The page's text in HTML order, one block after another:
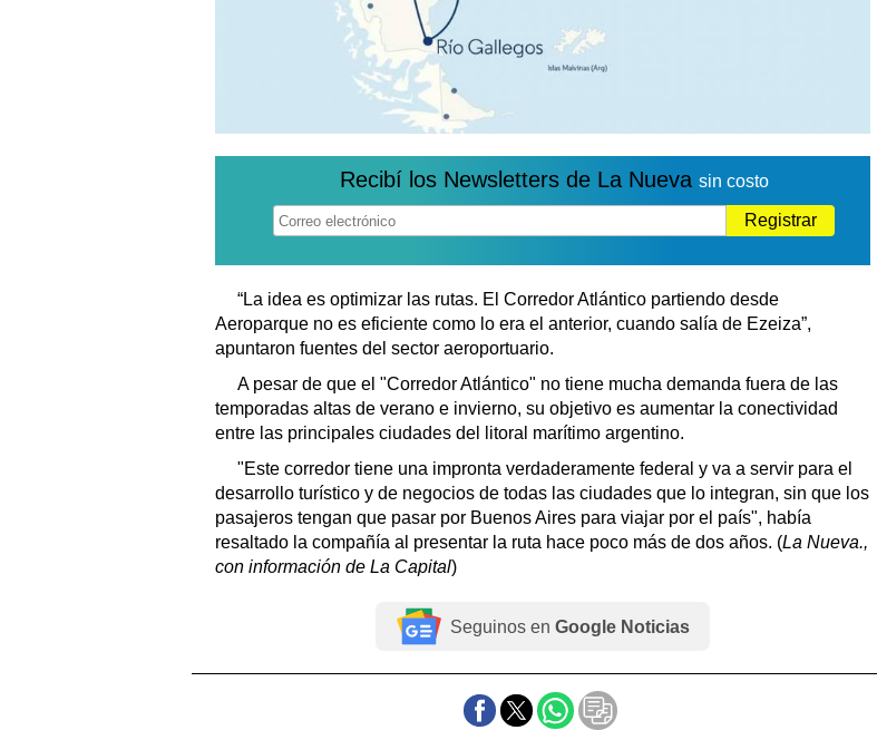
Recibí los Newsletters de La Nueva sin costo
Registrar
“La idea es optimizar las rutas. El Corredor Atlántico partiendo desde
Aeroparque no es eficiente como lo era el anterior, cuando salía de Ezeiza”,
apuntaron fuentes del sector aeroportuario.
A pesar de que el "Corredor Atlántico" no tiene mucha demanda fuera de las
temporadas altas de verano e invierno, su objetivo es aumentar la conectividad
entre las principales ciudades del litoral marítimo argentino.
"Este corredor tiene una impronta verdaderamente federal y va a servir para el
desarrollo turístico y de negocios de todas las ciudades que lo integran, sin que los
pasajeros tengan que pasar por Buenos Aires para viajar por el país", había
resaltado la compañía al presentar la ruta hace poco más de dos años. (La Nueva.,
con información de La Capital)
Seguinos en Google Noticias